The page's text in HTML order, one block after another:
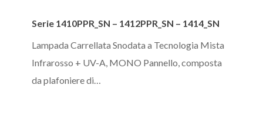
1410PPR_SN
1412PPR_SN
Serie 1410PPR_SN – 1412PPR_SN – 1414_SN
Lampada Carrellata Snodata a Tecnologia Mista
Infrarosso + UV-A, MONO Pannello, composta
da plafoniere di…